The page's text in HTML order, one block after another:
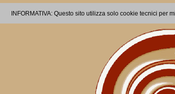
INFORMATIVA: Questo sito utilizza solo cookie tecnici